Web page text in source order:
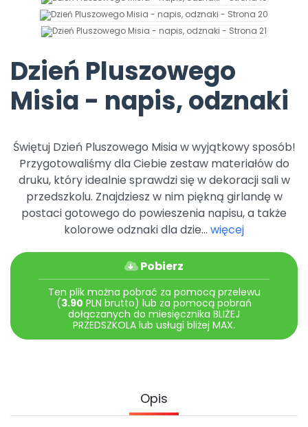
Pomoc
Promocje
Dzień Pluszowego
Misia - napis, odznaki
Świętuj Dzień Pluszowego Misia w wyjątkowy sposób!
Przygotowaliśmy dla Ciebie zestaw materiałów do
druku, który idealnie sprawdzi się w dekoracji sali w
przedszkolu. Znajdziesz w nim piękną girlandę w
postaci gotowego do powieszenia napisu, a także
kolorowe odznaki dla dzie... więcej
Pobierz
Ten plik można pobrać za pomocą przelewu
(3.90 PLN brutto) lub za pomocą pobrań
dołączanych do miesięcznika BLIŻEJ
PRZEDSZKOLA lub usługi bliżej MAX.
Opis